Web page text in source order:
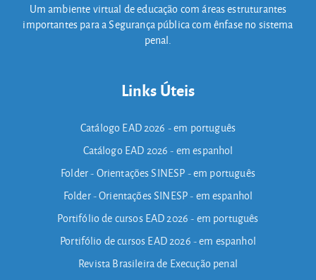
Um ambiente virtual de educação com áreas estruturantes
importantes para a Segurança pública com ênfase no sistema
penal.
Links Úteis
Catálogo EAD 2026 - em português
Catálogo EAD 2026 - em espanhol
Folder - Orientações SINESP - em português
Folder - Orientações SINESP - em espanhol
Portifólio de cursos EAD 2026 - em português
Portifólio de cursos EAD 2026 - em espanhol
Revista Brasileira de Execução penal